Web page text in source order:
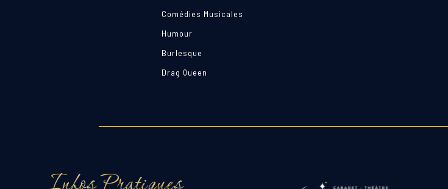
Comédies Musicales
Humour
Burlesque
Drag Queen